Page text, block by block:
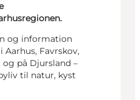
og information
Favrskov,
og på Djursland –
til natur, kyst